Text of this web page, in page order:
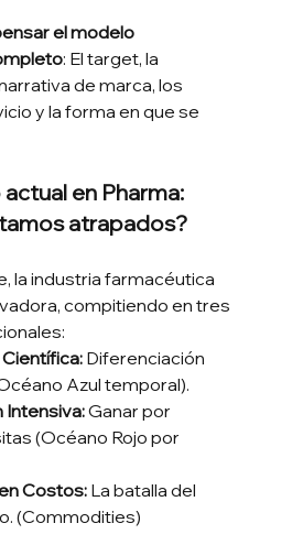
el modelo
: El target, la
de marca, los
y la forma en que se
en Pharma:
atrapados?
la industria farmacéutica
compitiendo en tres
Diferenciación
Azul temporal).
Intensiva: Ganar por
(Océano Rojo por
Costos: La batalla del
(Commodities)